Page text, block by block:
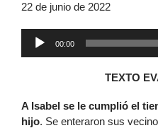
22 de junio de 2022
00:00
TEXTO
A Isabel se le cumplió el
hijo. Se enteraron sus